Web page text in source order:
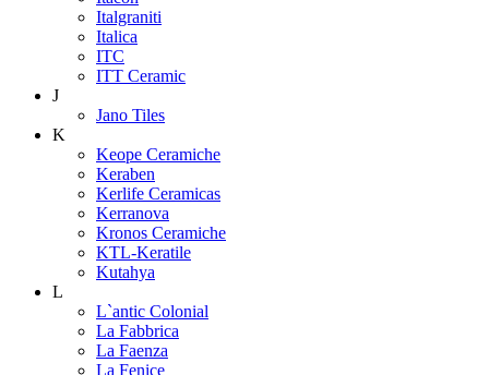
Italgraniti
Italica
ITC
ITT Ceramic
J
Jano Tiles
K
Keope Ceramiche
Keraben
Kerlife Ceramicas
Kerranova
Kronos Ceramiche
KTL-Keratile
Kutahya
L
L`antic Colonial
La Fabbrica
La Faenza
La Fenice